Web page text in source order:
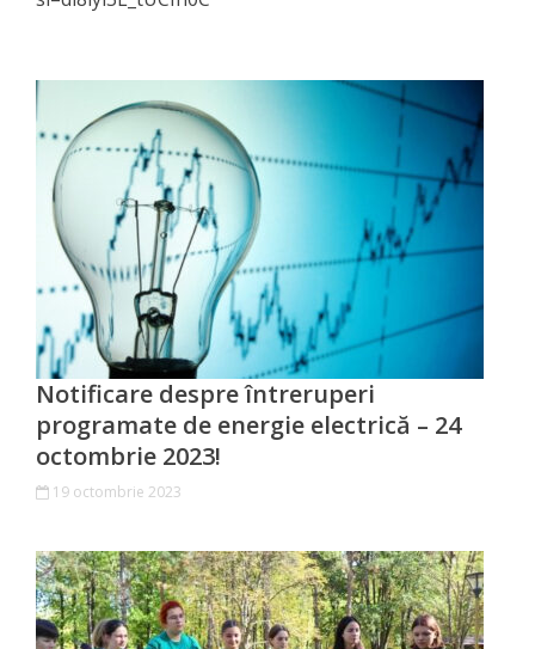
Comerţ
Specialist
Problemele
Tineretului
şi
Sportului
Specialist
pentru
Economist
Primar
Notificare despre întreruperi
programate de energie electrică – 24
octombrie 2023!
19 octombrie 2023